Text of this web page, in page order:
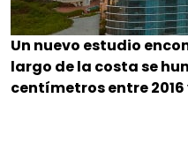
Un nuevo estudio
largo de la costa se
centímetros entre 2016